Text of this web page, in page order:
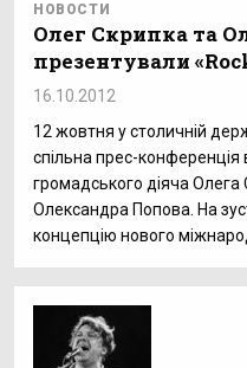
НОВОСТИ
Олег Скрипка та
презентували
16.10.2012
12 жовтня у столичній
спільна прес-конференція
громадського діяча
Олександра Попова. На
концепцію нового